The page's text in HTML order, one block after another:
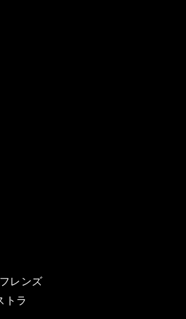
レンズ
トラ